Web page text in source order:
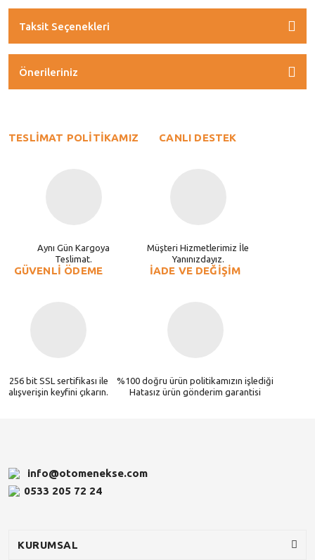
Taksit Seçenekleri
Önerileriniz
TESLİMAT POLİTİKAMIZ
Aynı Gün Kargoya
Teslimat.
CANLI DESTEK
Müşteri Hizmetlerimiz İle
Yanınızdayız.
GÜVENLİ ÖDEME
256 bit SSL sertifikası ile
alışverişin keyfini çıkarın.
İADE VE DEĞİŞİM
%100 doğru ürün politikamızın işlediği
Hatasız ürün gönderim garantisi
info@otomenekse.com
0533 205 72 24
KURUMSAL